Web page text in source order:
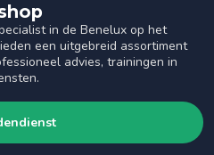
in de Benelux op het
een uitgebreid assortiment
advies, trainingen in